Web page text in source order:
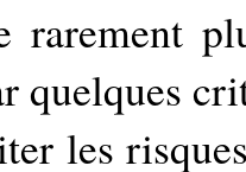
rarement
quelques
les